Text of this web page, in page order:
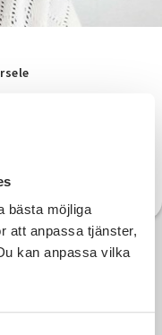
bästa möjliga
att anpassa tjänster,
kan anpassa vilka